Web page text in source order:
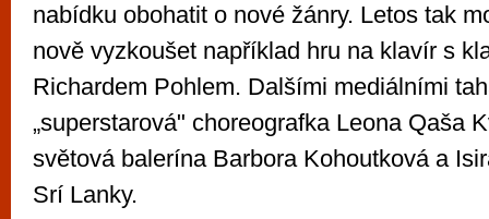
nabídku obohatit o nové žánry. Letos tak
nově vyzkoušet například hru na klavír s
Richardem Pohlem. Dalšími mediálními
„superstarová" choreografka Leona Qaša
světová balerína Barbora Kohoutková a
Srí Lanky.